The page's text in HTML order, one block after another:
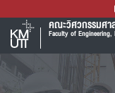
คณะวิศวกรรมศ
Faculty of Engineering,